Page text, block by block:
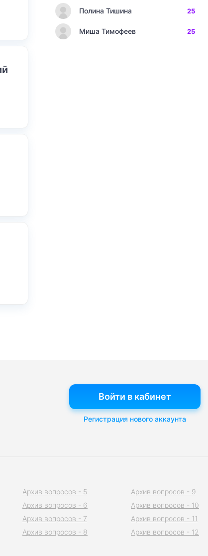
Полина Тишина 25
Миша Тимофеев 25
Войти в кабинет
Регистрация нового аккаунта
Архив вопросов - 5
Архив вопросов - 6
Архив вопросов - 7
Архив вопросов - 8
Архив вопросов - 9
Архив вопросов - 10
Архив вопросов - 11
Архив вопросов - 12